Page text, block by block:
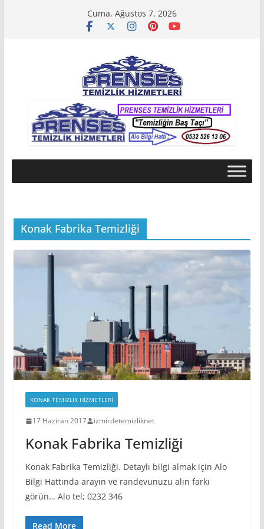
Cuma, Ağustos 7, 2026
Konak Fabrika Temizliği
KONAK TEMIZLIK HIZMETLERI
17 Haziran 2017 izmirdetemizliknet
Konak Fabrika Temizliği
Konak Fabrika Temizliği. Detaylı bilgi almak için Alo
Bilgi Hattında arayın ve randevunuzu alın farkı
görün… Alo tel; 0232 346
Read More